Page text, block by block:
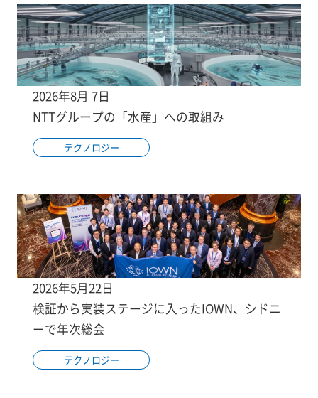
2026年8月 7日
NTTグループの「水産」への取組み
テクノロジー
2026年5月22日
検証から実装ステージに入ったIOWN、シドニ
ーで年次総会
テクノロジー